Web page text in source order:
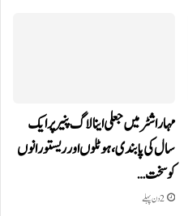
مہاراشٹر میں جعلی اینالاگ پنیر پر ایک
سال کی پابندی، ہوٹلوں اور ریستورانوں
کو سخت…
2 دن پہلے